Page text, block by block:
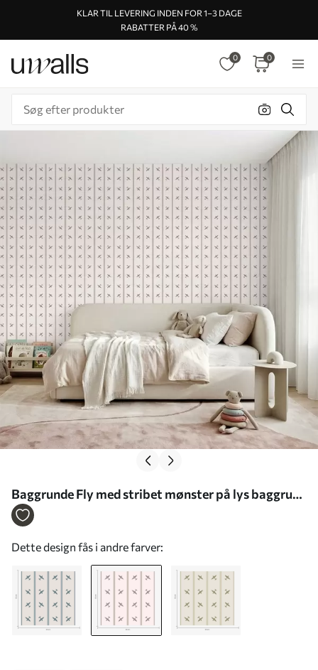
KLAR TIL LEVERING INDEN FOR 1–3 DAGE
RABATTER PÅ 40 %
0 0
Baggrunde Fly med stribet mønster på lys baggrund
Nr. a01170v1
Dette design fås i andre farver: